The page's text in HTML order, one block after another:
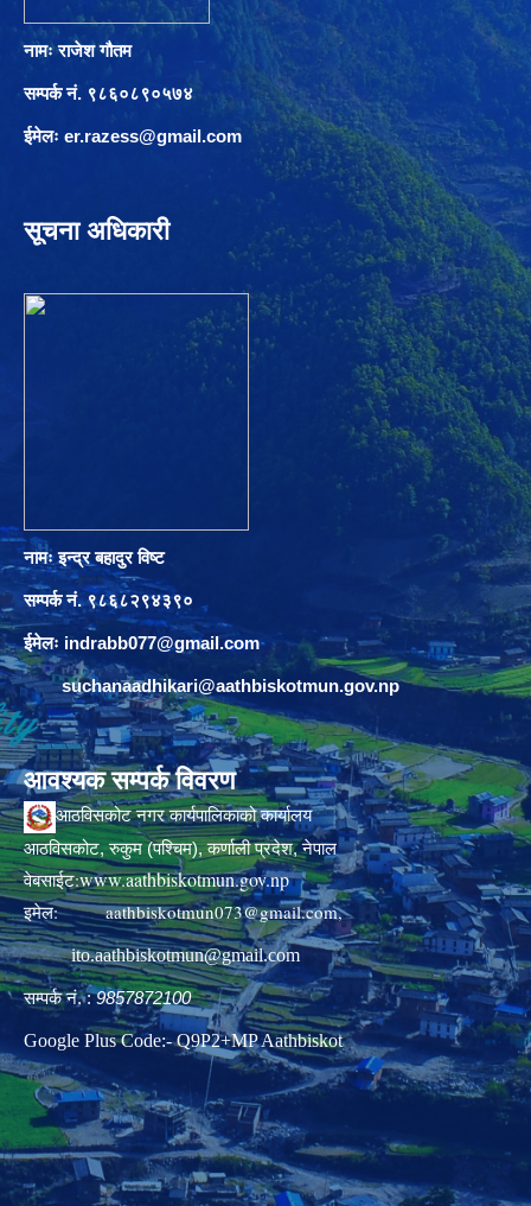
नामः राजेश गौतम
सम्पर्क नं. ९८६०८९०५७४
ईमेलः er.razess@gmail.com
सूचना अधिकारी
नामः इन्द्र बहादुर विष्ट
सम्पर्क नं. ९८६८२९४३९०
ईमेलः indrabb077@gmail.com
suchanaadhikari@aathbiskotmun.gov.np
आवश्यक सम्पर्क विवरण
आठविसकोट नगर कार्यपालिकाको कार्यालय
आठविसकोट, रुकुम (पश्चिम), कर्णाली प्रदेश, नेपाल
वेबसाईट:www.aathbiskotmun.gov.np
इमेल:aathbiskotmun073@gmail.com,
ito.aathbiskotmun@gmail.com
सम्पर्क नं. :9857872100
Google Plus Code:- Q9P2+MP Aathbiskot